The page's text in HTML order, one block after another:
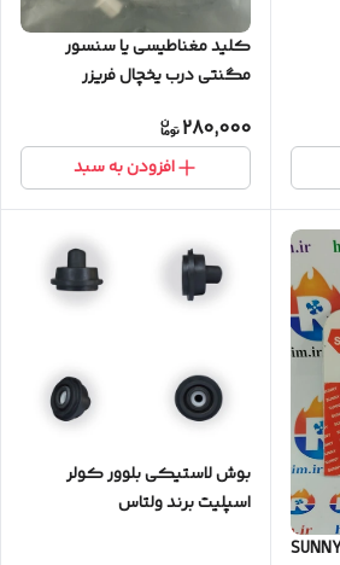
کلید مغناطیسی یا سنسور
مگنتی درب یخچال فریزر
280,000
افزودن به سبد
بوش لاستیکی بلوور کولر
اسپلیت برند ولتاس